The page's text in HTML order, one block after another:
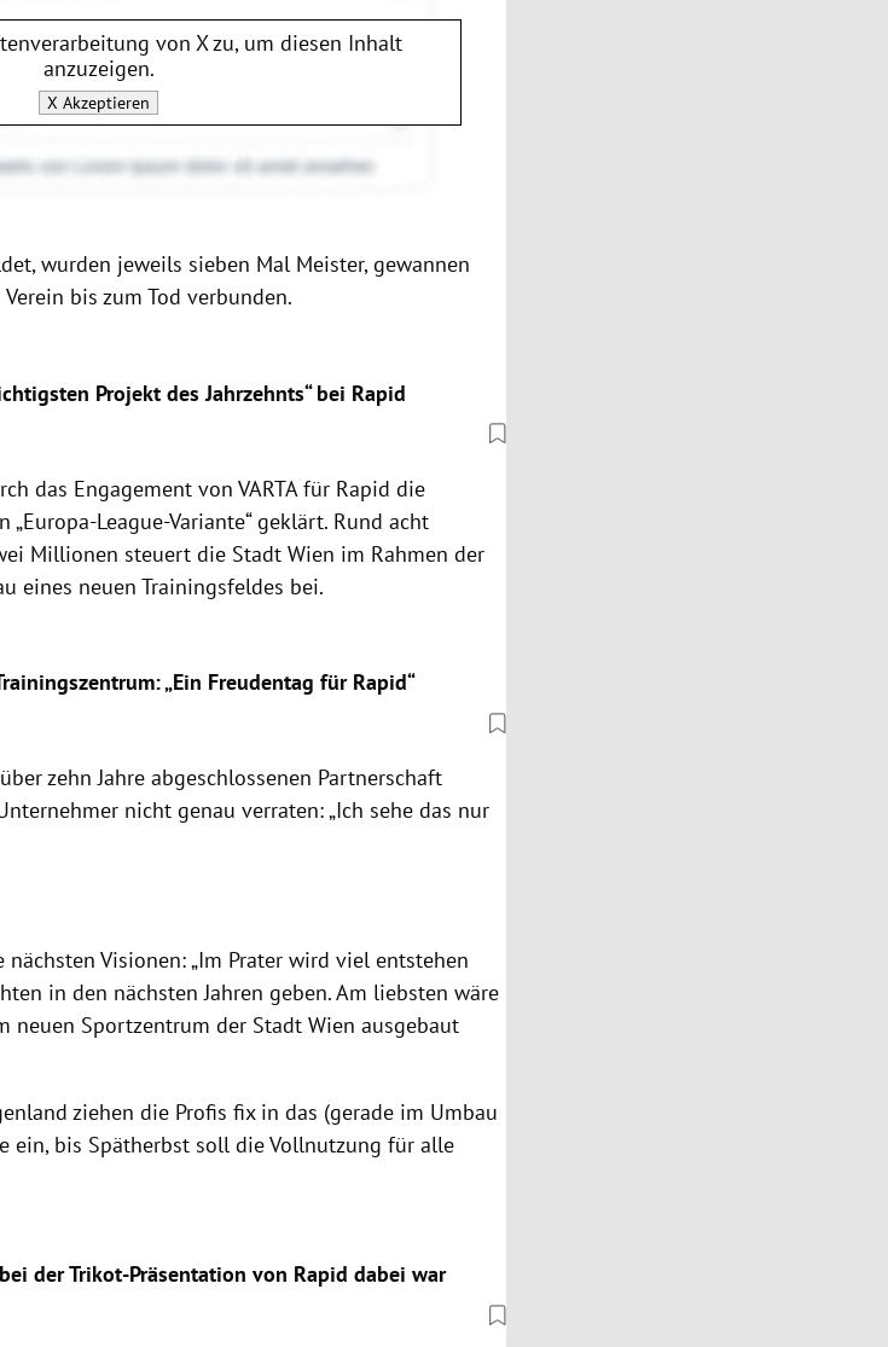
von Xzu, um diesen Inhalt
anzuzeigen.
X Akzeptieren
wurden jeweils sieben Mal Meister, gewannen
bis zum Tod verbunden.
Projekt des Jahrzehnts“ bei Rapid
das Engagement von VARTA für Rapid die
League-Variante“ geklärt. Rund acht
Millionen steuert die Stadt Wien im Rahmen der
eines neuen Trainingsfeldes bei.
„Ein Freudentag für Rapid“
zehn Jahre abgeschlossenen Partnerschaft
nicht genau verraten: „Ich sehe das nur
Visionen: „Im Prater wird viel entstehen
in den nächsten Jahren geben. Am liebsten wäre
neuen Sportzentrum der Stadt Wien ausgebaut
ziehen die Profis fix in das (gerade im Umbau
ein, bis Spätherbst soll die Vollnutzung für alle
der Trikot-Präsentation von Rapid dabei war